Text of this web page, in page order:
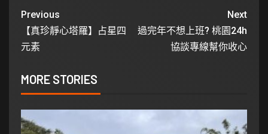
Previous
【真珍靜心塔羅】占星四
元素
Next
過完年不想上班? 桃園24h
協談專線幫你收心
MORE STORIES